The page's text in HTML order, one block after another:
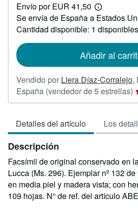
1.200,00
Envío por EUR 41,50
Más
información
sobre
las
envío
Se envía de España a Estados
Cantidad disponible: 1 disponibles
Añadir al
Vendido por Llera Díaz-Corralejo,
España (vendedor de 5 estrellas)
Detalles del artículo Los
Descripción
Facsímil de original conservado en
Lucca (Ms. 296). Ejemplar nº 132
en media piel y madera vista; con
109 hojas. N° de ref. del artículo